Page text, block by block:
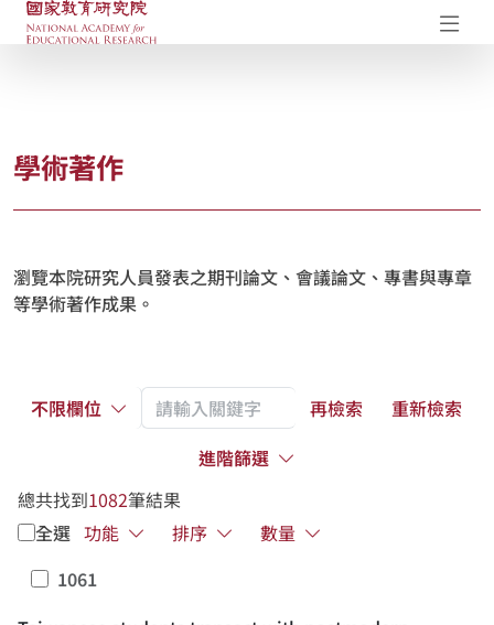
國家教育研究院-研究成果典藏庫
學術著作
瀏覽本院研究人員發表之期刊論文、會議論文、專書與專章
等學術著作成果。
不限欄位 再檢索
重新檢索
進階篩選
總共找到1082筆結果
全選 功能 排序
數量
勾選1061